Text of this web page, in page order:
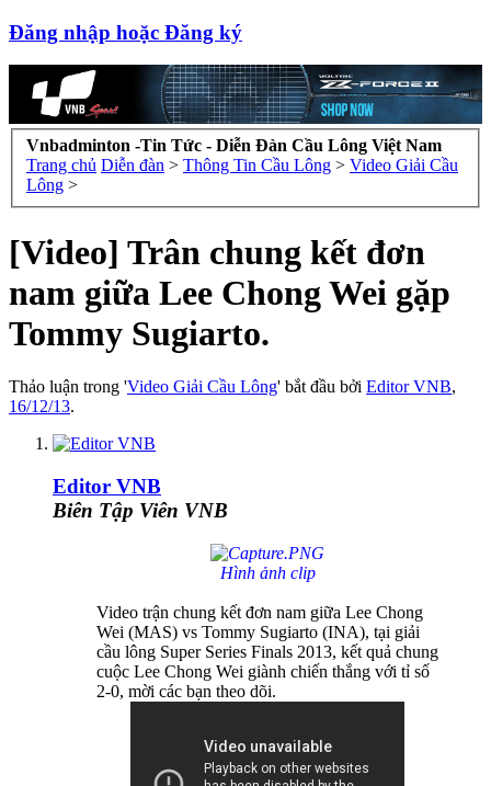
Đăng nhập hoặc Đăng ký
Vnbadminton -Tin Tức - Diễn Đàn Cầu Lông Việt Nam
Trang chủ Diễn đàn > Thông Tin Cầu Lông > Video Giải Cầu
Lông >
[Video] Trân chung kết đơn
nam giữa Lee Chong Wei gặp
Tommy Sugiarto.
Thảo luận trong 'Video Giải Cầu Lông' bắt đầu bởi Editor VNB,
16/12/13.
Editor VNB
Biên Tập Viên VNB
Hình ảnh clip
Video trận chung kết đơn nam giữa Lee Chong
Wei (MAS) vs Tommy Sugiarto (INA), tại giải
cầu lông Super Series Finals 2013, kết quả chung
cuộc Lee Chong Wei giành chiến thắng với tỉ số
2-0, mời các bạn theo dõi.